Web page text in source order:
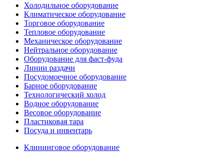
Холодильное оборудование
Климатическое оборудование
Торговое оборудование
Тепловое оборудование
Механическое оборудование
Нейтральное оборудование
Оборудование для фаст-фуда
Линии раздачи
Посудомоечное оборудование
Барное оборудование
Технологический холод
Водное оборудование
Весовое оборудование
Пластиковая тара
Посуда и инвентарь
Клининговое оборудование